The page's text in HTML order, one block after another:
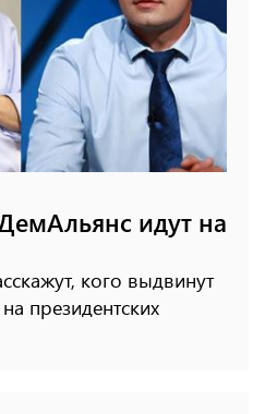
идут на
кого выдвинут
президентских